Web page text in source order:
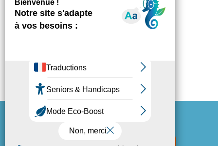
Mentions légales
Politique de confidentialité